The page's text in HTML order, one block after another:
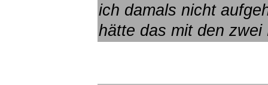
ich damals nicht
hätte das mit den zwei